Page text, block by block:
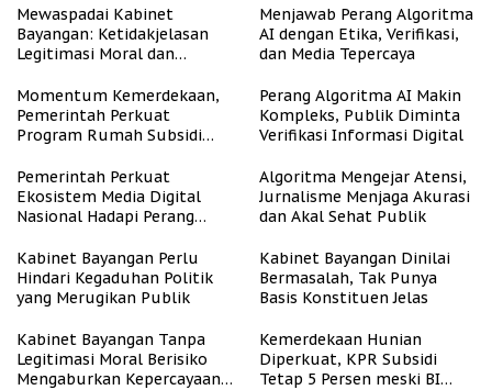
Mewaspadai Kabinet
Bayangan: Ketidakjelasan
Legitimasi Moral dan
Menjawab Perang Algoritma
AI dengan Etika, Verifikasi,
dan Media Tepercaya
Momentum Kemerdekaan,
Pemerintah Perkuat
Program Rumah Subsidi
Berpenghasilan Rendah
Perang Algoritma AI Makin
Kompleks, Publik Diminta
Verifikasi Informasi Digital
Pemerintah Perkuat
Ekosistem Media Digital
Nasional Hadapi Perang
Algoritma Mengejar Atensi,
Jurnalisme Menjaga Akurasi
dan Akal Sehat Publik
Kabinet Bayangan Perlu
Hindari Kegaduhan Politik
yang Merugikan Publik
Kabinet Bayangan Dinilai
Bermasalah, Tak Punya
Basis Konstituen Jelas
Kabinet Bayangan Tanpa
Legitimasi Moral Berisiko
Mengaburkan Kepercayaan
Kemerdekaan Hunian
Diperkuat, KPR Subsidi
Tetap 5 Persen meski BI